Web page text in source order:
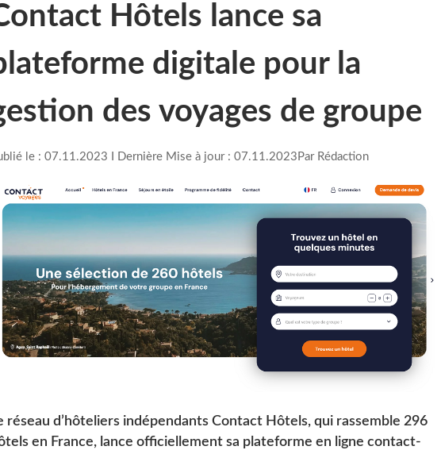
Hôtels lance sa
digitale pour la
des voyages de groupe
le : 07.11.2023 I Dernière Mise à jour : 07.11.2023 Par Rédaction
réseau d’hôteliers indépendants Contact Hôtels, qui rassemble 296
en France, lance officiellement sa plateforme en ligne contact-